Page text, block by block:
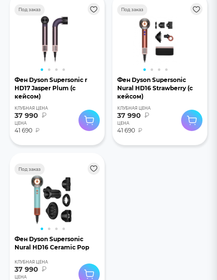
Под заказ
Фен Dyson Supersonic r
HD17 Jasper Plum (с
кейсом)
КЛУБНАЯ ЦЕНА
37 990 ₽
ЦЕНА
41 690 ₽
Под заказ
Фен Dyson Supersonic
Nural HD16 Strawberry (с
кейсом)
КЛУБНАЯ ЦЕНА
37 990 ₽
ЦЕНА
41 690 ₽
Под заказ
Фен Dyson Supersonic
Nural HD16 Ceramic Pop
КЛУБНАЯ ЦЕНА
37 990 ₽
ЦЕНА